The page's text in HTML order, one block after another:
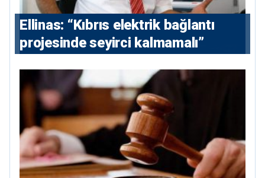
Ellinas: “Kıbrıs elektrik bağlantı
projesinde seyirci kalmamalı”